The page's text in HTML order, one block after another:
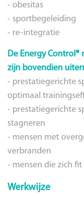
- obesitas
- sportbegeleiding
- re-integratie
De Energy
zijn bovendien
- prestatiegerichte
optimaal
- prestatiegerichte
stagneren
- mensen met
verbranden
- mensen die zich
Werkwijze